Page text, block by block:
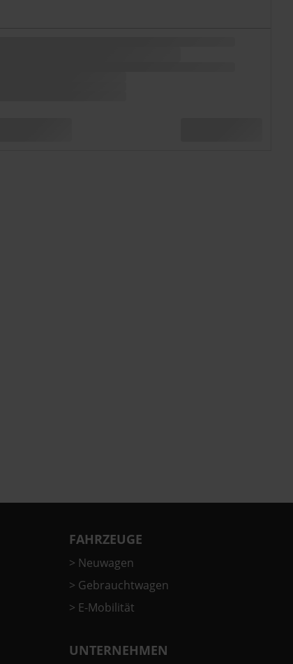
FAHRZEUGE
> Neuwagen
> Gebrauchtwagen
> E-Mobilität
UNTERNEHMEN